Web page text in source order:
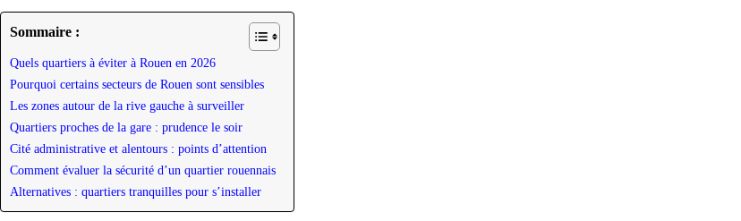
Sommaire :
Quels quartiers à éviter à Rouen en 2026
Pourquoi certains secteurs de Rouen sont sensibles
Les zones autour de la rive gauche à surveiller
Quartiers proches de la gare : prudence le soir
Cité administrative et alentours : points d’attention
Comment évaluer la sécurité d’un quartier rouennais
Alternatives : quartiers tranquilles pour s’installer